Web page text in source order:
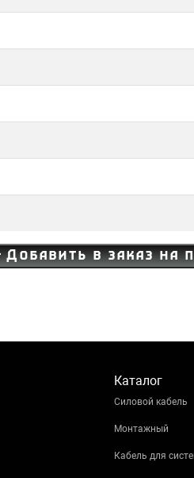
Добавить в заказ на
Каталог
Силовой кабель
Монтажный
Кабель для